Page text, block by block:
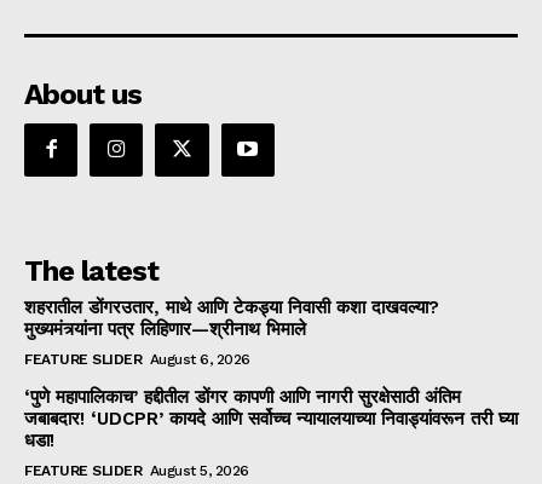
About us
The latest
शहरातील डोंगरउतार, माथे आणि टेकड्या निवासी कशा दाखवल्या?
मुख्यमंत्र्यांना पत्र लिहिणार—श्रीनाथ भिमाले
FEATURE SLIDER August 6, 2026
‘पुणे महापालिकाच’ हद्दीतील डोंगर कापणी आणि नागरी सुरक्षेसाठी अंतिम
जबाबदार! ‘UDCPR’ कायदे आणि सर्वोच्च न्यायालयाच्या निवाड्यांवरून तरी घ्या
धडा!
FEATURE SLIDER August 5, 2026